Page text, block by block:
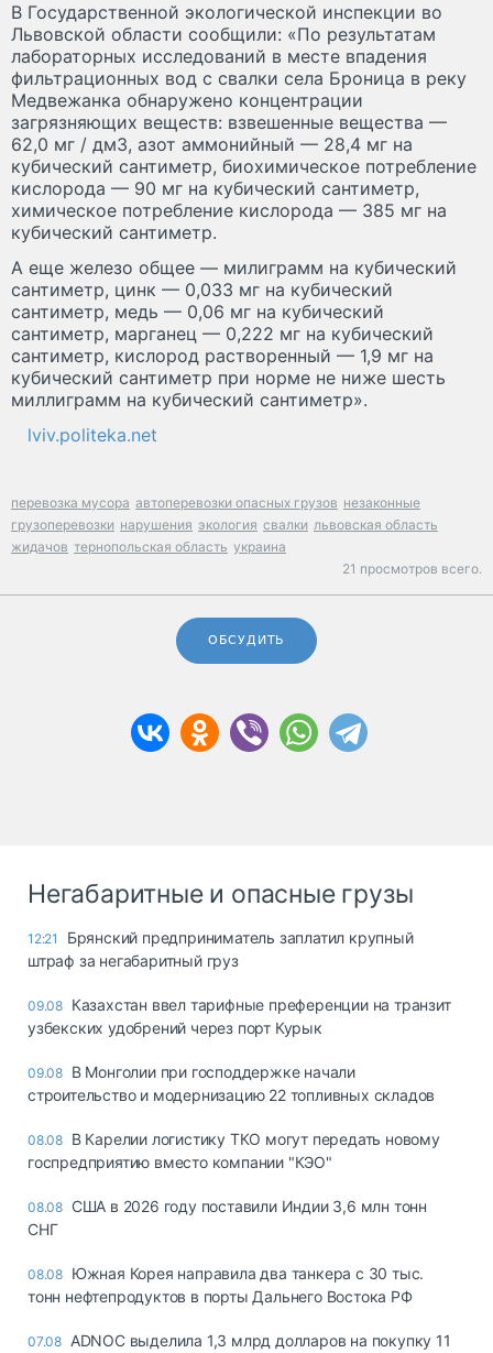
В Государственной экологической инспекции во
Львовской области сообщили: «По результатам
лабораторных исследований в месте впадения
фильтрационных вод с свалки села Броница в реку
Медвежанка обнаружено концентрации
загрязняющих веществ: взвешенные вещества —
62,0 мг / дм3, азот аммонийный — 28,4 мг на
кубический сантиметр, биохимическое потребление
кислорода — 90 мг на кубический сантиметр,
химическое потребление кислорода — 385 мг на
кубический сантиметр.
А еще железо общее — милиграмм на кубический
сантиметр, цинк — 0,033 мг на кубический
сантиметр, медь — 0,06 мг на кубический
сантиметр, марганец — 0,222 мг на кубический
сантиметр, кислород растворенный — 1,9 мг на
кубический сантиметр при норме не ниже шесть
миллиграмм на кубический сантиметр».
lviv.politeka.net
перевозка мусора автоперевозки опасных грузов незаконные
грузоперевозки нарушения экология свалки львовская область
жидачов тернопольская область украина
21 просмотров всего.
ОБСУДИТЬ
Негабаритные и опасные грузы
12:21
Брянский предприниматель заплатил крупный
штраф за негабаритный груз
09.08 Казахстан ввел тарифные преференции на транзит
узбекских удобрений через порт Курык
09.08 В Монголии при господдержке начали
строительство и модернизацию 22 топливных складов
08.08 В Карелии логистику ТКО могут передать новому
госпредприятию вместо компании "КЭО"
08.08 США в 2026 году поставили Индии 3,6 млн тонн
СНГ
08.08 Южная Корея направила два танкера с 30 тыс.
тонн нефтепродуктов в порты Дальнего Востока РФ
07.08 ADNOC выделила 1,3 млрд долларов на покупку 11